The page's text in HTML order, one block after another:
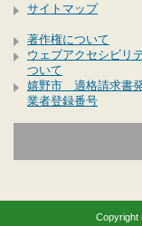
サイトマップ
著作権について
ウェブアクセシビリ
ついて
嬉野市 適格請求書
業者登録番号
Copyright